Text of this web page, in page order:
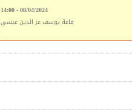
08/04/2024 - 14:00
قاعة يوسف عز الدين عيسي